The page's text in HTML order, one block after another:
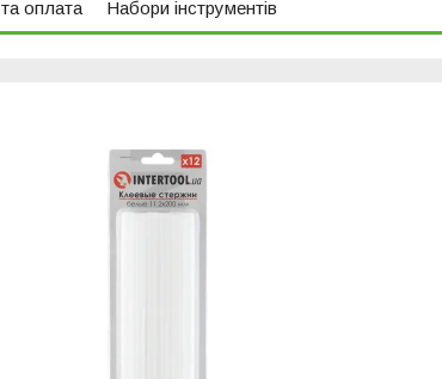
оплата Набори інструментів